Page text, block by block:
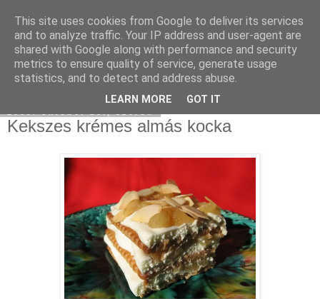
Moha Konyha
Kekszes krémes almás kocka
This site uses cookies from Google to deliver its services
and to analyze traffic. Your IP address and user-agent are
shared with Google along with performance and security
metrics to ensure quality of service, generate usage
statistics, and to detect and address abuse.
LEARN MORE GOT IT